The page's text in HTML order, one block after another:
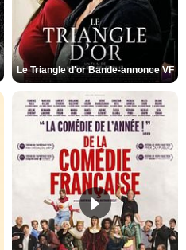
Le Triangle d'or Bande-annonce VF